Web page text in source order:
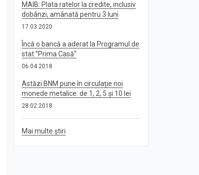
MAIB: Plata ratelor la credite, inclusiv
dobânzi, amânată pentru 3 luni
17.03.2020
Încă o bancă a aderat la Programul de
stat ”Prima Casă”
06.04.2018
Astăzi BNM pune în circulație noi
monede metalice: de 1, 2, 5 și 10 lei
28.02.2018
Mai multe știri